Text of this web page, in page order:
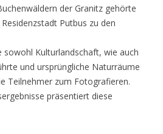
der Granitz gehörte
Putbus zu den
sowohl Kulturlandschaft, wie auch
und ursprüngliche Naturräume
Teilnehmer zum Fotografieren.
präsentiert diese